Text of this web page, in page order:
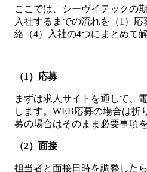
ここでは、シーヴイテックの
入社するまでの流れを（1）
絡（4）入社の4つにまとめて
（1）応募
まずは求人サイトを通して、
します。WEB応募の場合は折
募の場合はそのまま必要事項
（2）面接
担当者と面接日時を調整した